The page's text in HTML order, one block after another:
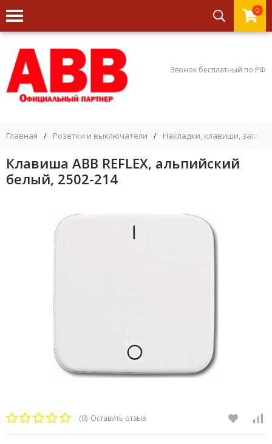
0
Звонок бесплатный по РФ
Главная / Розетки и выключатели / Накладки, клавиши,
Клавиша ABB REFLEX, альпийский
белый, 2502-214
(0) Оставить отзыв